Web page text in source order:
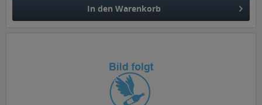
In den Warenkorb